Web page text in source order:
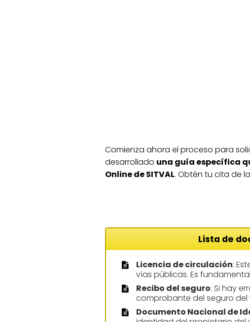
Comienza ahora el proceso para
desarrollado una guía específica
Online de SITVAL. Obtén tu cita de
Lista de
Licencia de circulación:
vías públicas. Es
Recibo del seguro: Si hay
comprobante del seguro
Documento Nacional de